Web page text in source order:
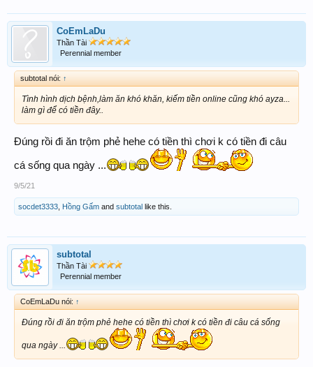
CoEmLaDu
Thần Tài
Perennial member
subtotal nói: ↑
Tình hình dịch bệnh,làm ăn khó khăn, kiếm tiền online cũng khó ayza...
làm gì để có tiền đây..
Đúng rồi đi ăn trộm phẻ hehe có tiền thì chơi k có tiền đi câu
cá sống qua ngày ...
9/5/21
socdet3333 Hồng Gấm and subtotal like this.
subtotal
Thần Tài
Perennial member
CoEmLaDu nói: ↑
Đúng rồi đi ăn trộm phẻ hehe có tiền thì chơi k có tiền đi câu cá sống
qua ngày ...